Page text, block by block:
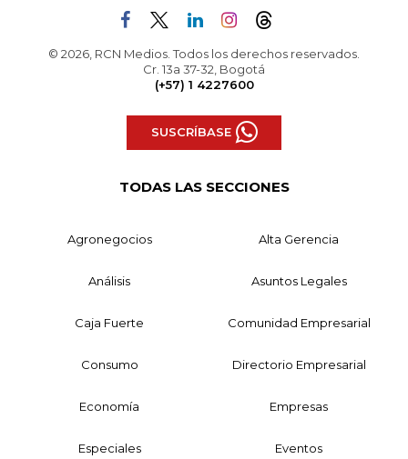
© 2026, RCN Medios. Todos los derechos reservados.
Cr. 13a 37-32, Bogotá
(+57) 1 4227600
SUSCRÍBASE
TODAS LAS SECCIONES
Agronegocios Alta Gerencia
Análisis Asuntos Legales
Caja Fuerte Comunidad Empresarial
Consumo Directorio Empresarial
Economía Empresas
Especiales Eventos